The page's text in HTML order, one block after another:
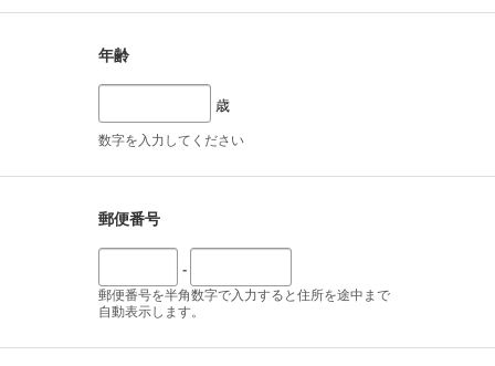
年齢
歳
数字を入力してください
郵便番号
-
郵便番号を半角数字で入力すると住所を途中まで
自動表示します。